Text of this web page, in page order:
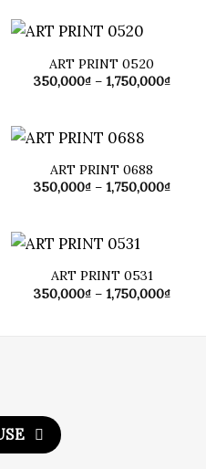
ART PRINT 0520
350,000₫ – 1,750,000₫
ART PRINT 0688
350,000₫ – 1,750,000₫
ART PRINT 0531
350,000₫ – 1,750,000₫